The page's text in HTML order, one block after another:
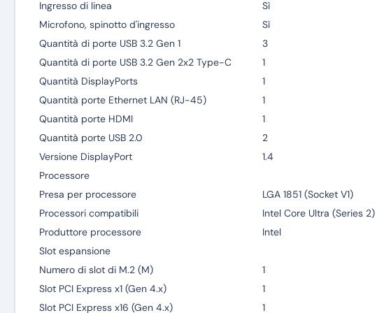
Ingresso di linea
Sì
Microfono, spinotto d'ingresso
Sì
Quantità di porte USB 3.2 Gen 1
3
Quantità di porte USB 3.2 Gen 2x2 Type-C
1
Quantità DisplayPorts
1
Quantità porte Ethernet LAN (RJ-45)
1
Quantità porte HDMI
1
Quantità porte USB 2.0
2
Versione DisplayPort
1.4
Processore
Presa per processore
LGA 1851 (Socket V1)
Processori compatibili
Intel Core Ultra (Series 2)
Produttore processore
Intel
Slot espansione
Numero di slot di M.2 (M)
1
Slot PCI Express x1 (Gen 4.x)
1
Slot PCI Express x16 (Gen 4.x)
1